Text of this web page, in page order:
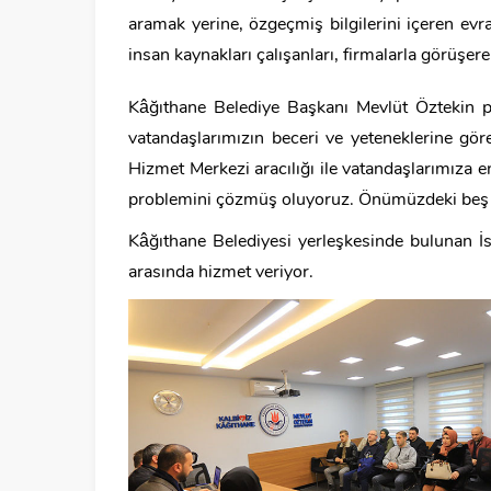
aramak yerine, özgeçmiş bilgilerini içeren
insan kaynakları çalışanları, firmalarla
Kâğıthane Belediye Başkanı Mevlüt Öztekin
vatandaşlarımızın beceri ve yeteneklerine
Hizmet Merkezi aracılığı ile
problemini çözmüş oluyoruz. Önümüzdeki beş
Kâğıthane Belediyesi yerleşkesinde
arasında hizmet veriyor.